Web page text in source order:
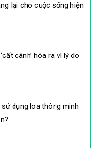
lại cho cuộc sống hiện
cánh’ hóa ra vì lý do
dụng loa thông minh